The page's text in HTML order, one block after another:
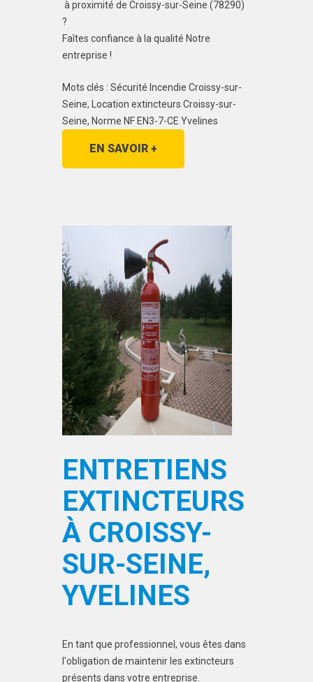
à proximité de Croissy-sur-Seine (78290)
?
Faîtes confiance à la qualité Notre
entreprise !
Mots clés : Sécurité Incendie Croissy-sur-
Seine, Location extincteurs Croissy-sur-
Seine, Norme NF EN3-7-CE Yvelines
EN SAVOIR +
ENTRETIENS
EXTINCTEURS
À CROISSY-
SUR-SEINE,
YVELINES
En tant que professionnel, vous êtes dans
l'obligation de maintenir les extincteurs
présents dans votre entreprise.